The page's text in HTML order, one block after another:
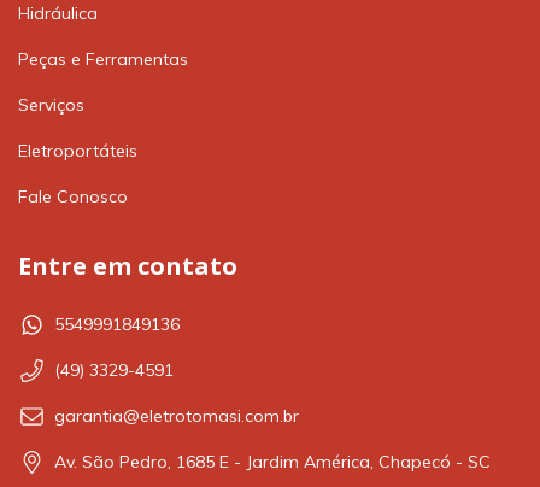
Hidráulica
Peças e Ferramentas
Serviços
Eletroportáteis
Fale Conosco
Entre em contato
5549991849136
(49) 3329-4591
garantia@eletrotomasi.com.br
Av. São Pedro, 1685 E - Jardim América, Chapecó - SC